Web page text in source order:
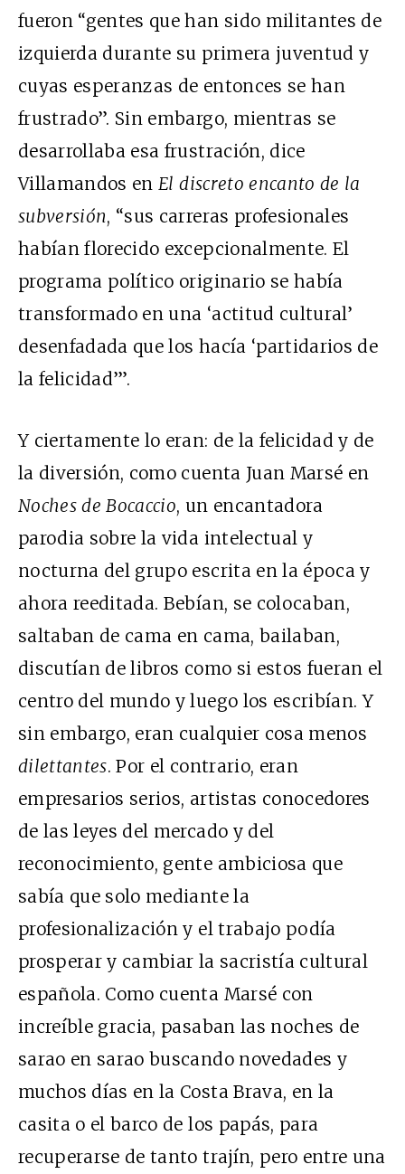
fueron “gentes que han sido militantes de
izquierda durante su primera juventud y
cuyas esperanzas de entonces se han
frustrado”. Sin embargo, mientras se
desarrollaba esa frustración, dice
Villamandos en El discreto encanto de la
subversión, “sus carreras profesionales
habían florecido excepcionalmente. El
programa político originario se había
transformado en una ‘actitud cultural’
desenfadada que los hacía ‘partidarios de
la felicidad’”.
Y ciertamente lo eran: de la felicidad y de
la diversión, como cuenta Juan Marsé en
Noches de Bocaccio, un encantadora
parodia sobre la vida intelectual y
nocturna del grupo escrita en la época y
ahora reeditada. Bebían, se colocaban,
saltaban de cama en cama, bailaban,
discutían de libros como si estos fueran el
centro del mundo y luego los escribían. Y
sin embargo, eran cualquier cosa menos
dilettantes. Por el contrario, eran
empresarios serios, artistas conocedores
de las leyes del mercado y del
reconocimiento, gente ambiciosa que
sabía que solo mediante la
profesionalización y el trabajo podía
prosperar y cambiar la sacristía cultural
española. Como cuenta Marsé con
increíble gracia, pasaban las noches de
sarao en sarao buscando novedades y
muchos días en la Costa Brava, en la
casita o el barco de los papás, para
recuperarse de tanto trajín, pero entre una